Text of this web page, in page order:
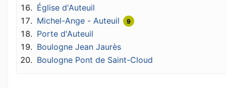
Église d'Auteuil
Michel-Ange - Auteuil
9
Porte d'Auteuil
Boulogne Jean Jaurès
Boulogne Pont de Saint-Cloud